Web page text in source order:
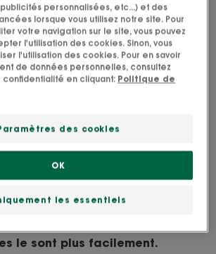
qui agresse et
chevelu ?
est une peau qui réagit plus
agressions et l’hérédité joue un
chevelu est une zone
alors qu’elle est peu
les agressions (nombreuses !)
pollution et stress sont des
le sont plus facilement.
personnalisées, etc...) et des
lorsque vous utilisez notre site. Pour
votre navigation sur le site, vous pouvez
l'utilisation des cookies. Sinon, vous
l'utilisation des cookies. Pour en savoir
de données personnelles, consultez
en cliquant: Politique de
des cookies
les essentiels
OK